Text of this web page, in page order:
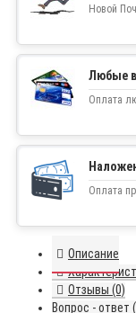
Новой
Любые
Оплата
Оплата
Описание
Отзывы (0)
Вопрос - ответ